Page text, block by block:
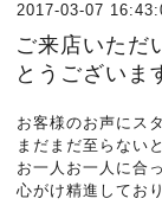
2017-03-07
ご来店いただ
とうございま
お客様のお声にス
まだまだ至らない
お一人お一人に合
心がけ精進してお